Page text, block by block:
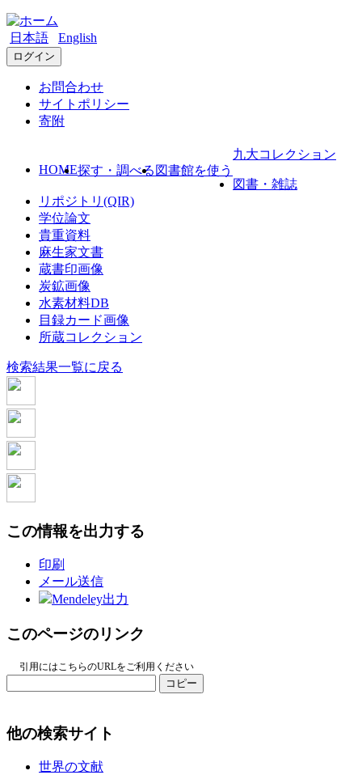
日本語 English
ログイン
お問合わせ
サイトポリシー
寄附
HOME探す・調べる 図書館を使う
九大コレクション
図書・雑誌
リポジトリ(QIR)
学位論文
貴重資料
麻生家文書
蔵書印画像
炭鉱画像
水素材料DB
目録カード画像
所蔵コレクション
検索結果一覧に戻る
この情報を出力する
印刷
メール送信
Mendeley出力
このページのリンク
引用にはこちらのURLをご利用ください
コピー
他の検索サイト
世界の文献